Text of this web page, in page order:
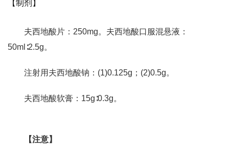
【制剂】
夫西地酸片：250mg。夫西地酸口服混悬液：
50ml∶2.5g。
注射用夫西地酸钠：(1)0.125g；(2)0.5g。
夫西地酸软膏：15g∶0.3g。
【注意】